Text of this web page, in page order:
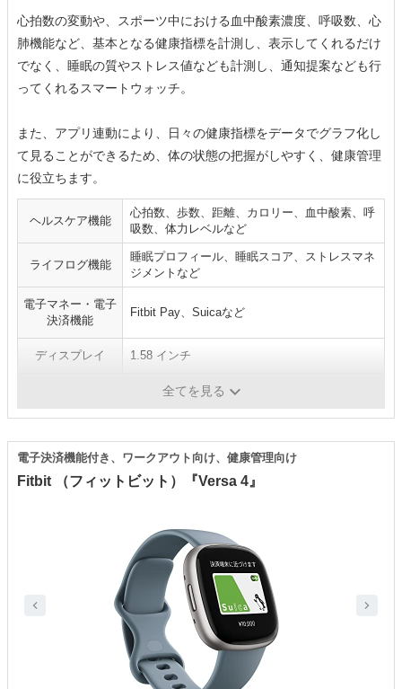
心拍数の変動や、スポーツ中における血中酸素濃度、呼吸数、心
肺機能など、基本となる健康指標を計測し、表示してくれるだけ
でなく、睡眠の質やストレス値なども計測し、通知提案なども行
ってくれるスマートウォッチ。
また、アプリ連動により、日々の健康指標をデータでグラフ化し
て見ることができるため、体の状態の把握がしやすく、健康管理
に役立ちます。
ヘルスケア機能
心拍数、歩数、距離、カロリー、血中酸素、呼
吸数、体力レベルなど
ライフログ機能
睡眠プロフィール、睡眠スコア、ストレスマネ
ジメントなど
電子マネー・電子
決済機能
Fitbit Pay、Suicaなど
ディスプレイ 1.58 インチ
全てを見る
Fitbit （フィットビット）『Versa 4』
電子決済機能付き、ワークアウト向け、健康管理向け